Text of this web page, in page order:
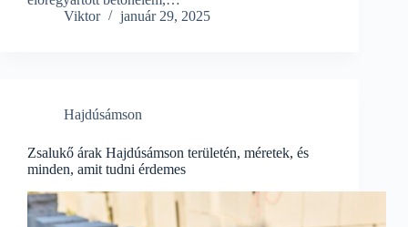
Viktor
január 29, 2025
Hajdúsámson
Zsalukő árak Hajdúsámson területén, méretek, és
minden, amit tudni érdemes